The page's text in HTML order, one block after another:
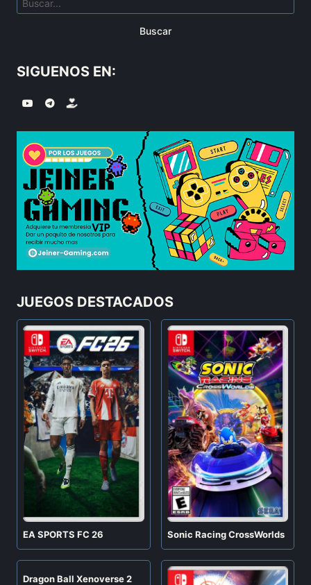
Buscar
SIGUENOS EN:
JUEGOS DESTACADOS
EA SPORTS FC 26 Sonic Racing CrossWorlds
Dragon Ball Xenoverse 2